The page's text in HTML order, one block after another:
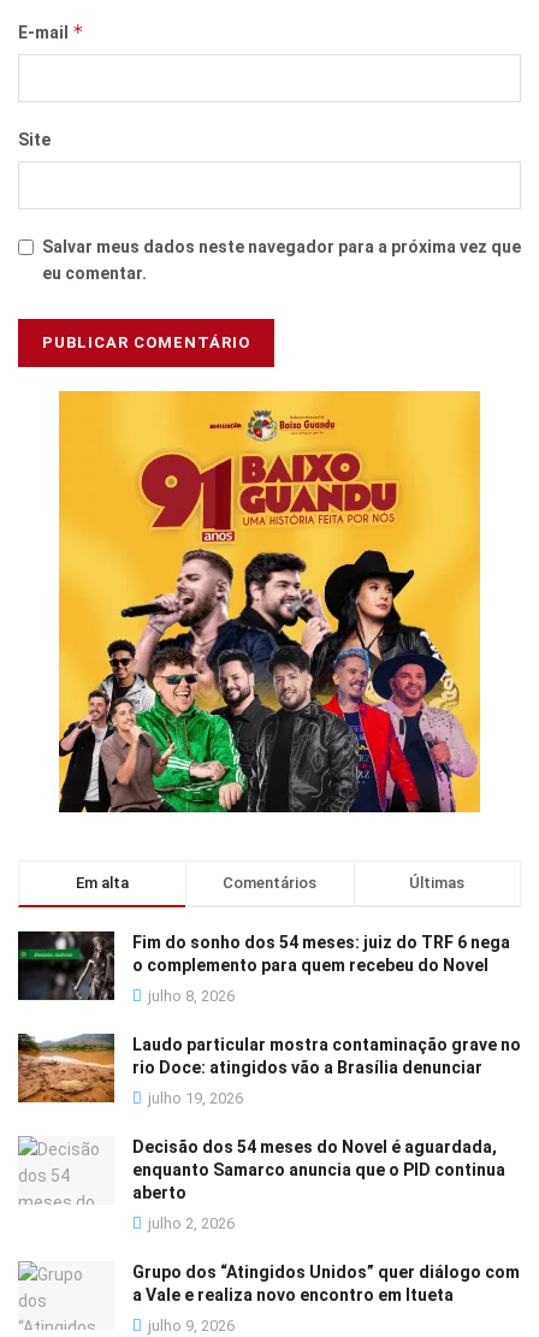
E-mail *
Site
Salvar meus dados neste navegador para a próxima vez que
eu comentar.
Em alta Comentários Últimas
Fim do sonho dos 54 meses: juiz do TRF 6 nega
o complemento para quem recebeu do Novel
julho 8, 2026
Laudo particular mostra contaminação grave no
rio Doce: atingidos vão a Brasília denunciar
julho 19, 2026
Decisão dos 54 meses do Novel é aguardada,
enquanto Samarco anuncia que o PID continua
aberto
julho 2, 2026
Grupo dos “Atingidos Unidos” quer diálogo com
a Vale e realiza novo encontro em Itueta
julho 9, 2026